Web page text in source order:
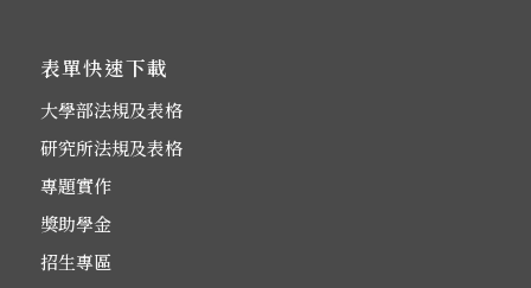
表單快速下載
大學部法規及表格
研究所法規及表格
專題實作
獎助學金
招生專區